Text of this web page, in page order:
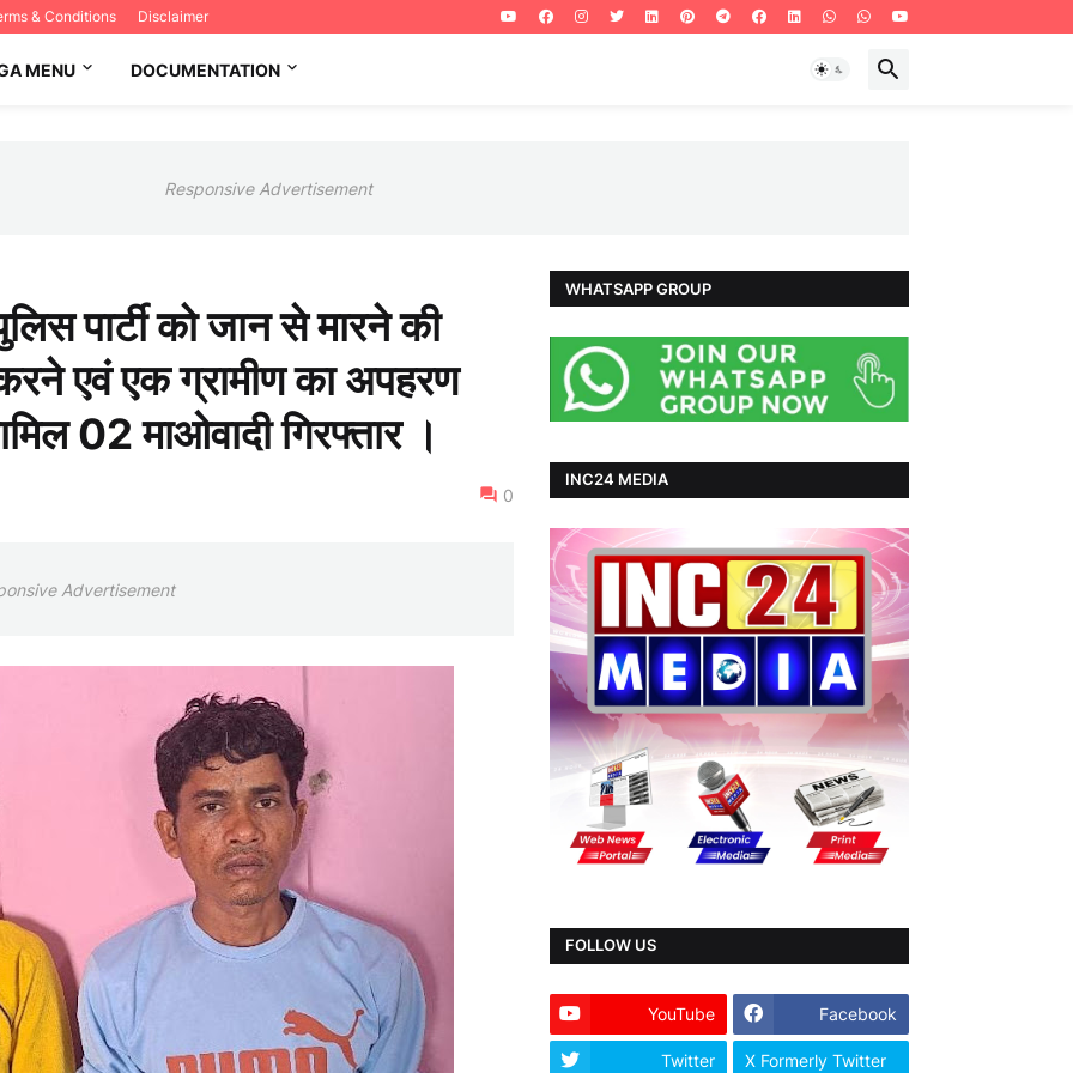
& Conditions Disclaimer
MENU DOCUMENTATION
Responsive Advertisement
पार्टी को जान से मारने की
एवं एक ग्रामीण का अपहरण
02 माओवादी गिरफ्तार ।
0
Advertisement
WHATSAPP GROUP
INC24 MEDIA
FOLLOW US
YouTube Facebook
Twitter X Formerly Twitter